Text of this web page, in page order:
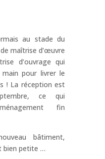
au stade du
maîtrise d’œuvre
d’ouvrage qui
pour livrer le
! La réception est
ce qui
fin
bâtiment,
bien petite …